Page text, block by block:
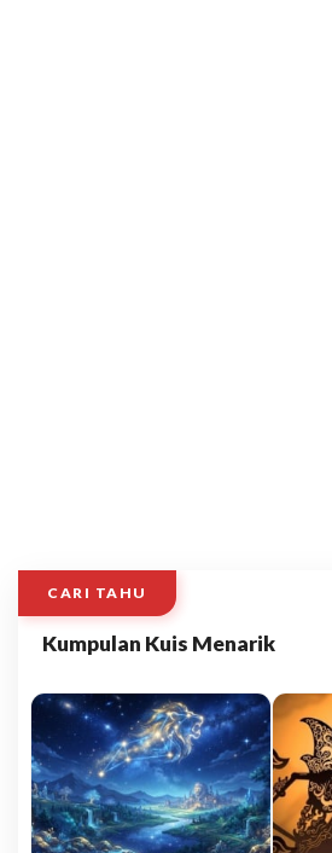
CARI TAHU
Kumpulan Kuis Menarik